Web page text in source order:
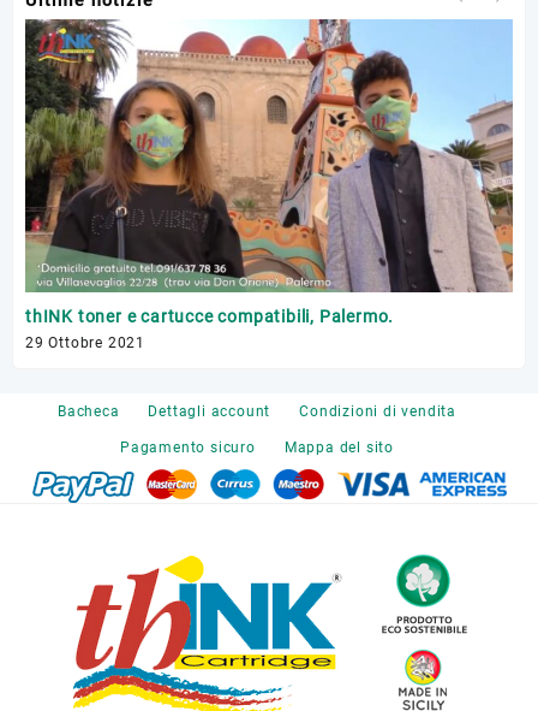
thINK toner e cartucce compatibili, Palermo.
29 Ottobre 2021
Bacheca Dettagli account Condizioni di vendita
Pagamento sicuro Mappa del sito